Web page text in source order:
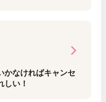
かなければキャンセ
しい！